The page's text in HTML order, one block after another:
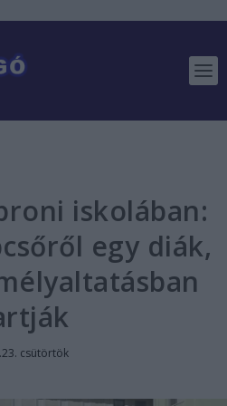
iskolában:
egy diák,
csütörtök